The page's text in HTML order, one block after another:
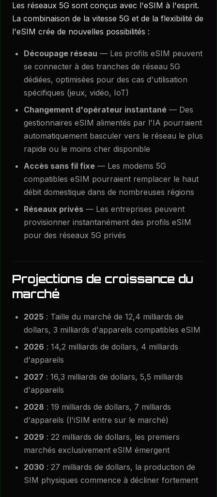
Les réseaux 5G sont conçus avec l'eSIM à l'esprit.
La combinaison de la vitesse 5G et de la flexibilité de
l'eSIM crée de nouvelles possibilités :
Découpage réseau — Les profils eSIM peuvent
se connecter à des tranches de réseau 5G
dédiées, optimisées pour des cas d'utilisation
spécifiques (jeux, vidéo, IoT)
Changement d'opérateur instantané — Des
gestionnaires eSIM alimentés par l'IA pourraient
automatiquement basculer vers le réseau le plus
rapide ou le moins cher disponible
Accès sans fil fixe — Les modems 5G
compatibles eSIM pourraient remplacer le haut
débit domestique dans de nombreuses régions
Réseaux privés — Les entreprises peuvent
provisionner instantanément des profils eSIM
pour des réseaux 5G privés
Projections de croissance du
marché
2025 : Taille du marché de 12,4 milliards de
dollars, 3 milliards d'appareils compatibles eSIM
2026 : 14,2 milliards de dollars, 4 milliards
d'appareils
2027 : 16,3 milliards de dollars, 5,5 milliards
d'appareils
2028 : 19 milliards de dollars, 7 milliards
d'appareils (l'iSIM entre sur le marché)
2029 : 22 milliards de dollars, les premiers
marchés exclusivement eSIM émergent
2030 : 27 milliards de dollars, la production de
SIM physiques commence à décliner fortement